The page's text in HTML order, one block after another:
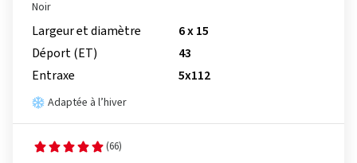
Noir
Largeur et diamètre
6 x 15
Déport (ET)
43
Entraxe
5x112
Adaptée à l’hiver
(66)